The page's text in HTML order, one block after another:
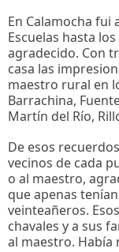
En Calamocha fui
Escuelas hasta
agradecido. Con
casa las
maestro rural en
Barrachina,
Martín del Río,
De esos
vecinos de cada
o al maestro,
que apenas
veinteañeros.
chavales y a sus
al maestro. Había